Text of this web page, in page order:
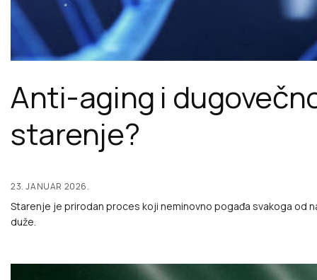
Anti-aging i
starenje?
23. JANUAR 2026.
Starenje je prirodan proces koji neminovno pogađa svakoga od
duže.